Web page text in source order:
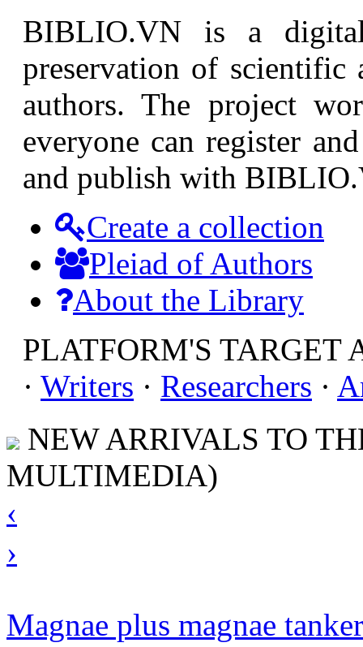
BIBLIO.VN is a
preservation of scientific
authors. The project
everyone can register
and publish with
Create a collection
Pleiad of Authors
About the Library
PLATFORM'S TARGET
· Writers · Researchers ·
NEW ARRIVALS TO
MULTIMEDIA)
‹
›
Magnae plus magnae